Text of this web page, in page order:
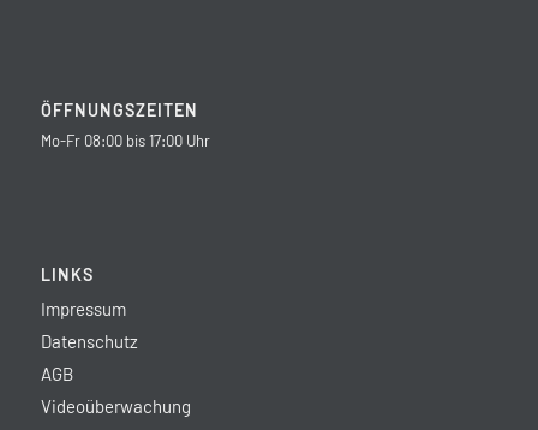
ÖFFNUNGSZEITEN
Mo-Fr 08:00 bis 17:00 Uhr
LINKS
Impressum
Datenschutz
AGB
Videoüberwachung